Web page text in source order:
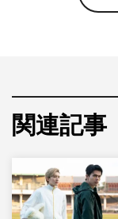
を下していく『
メンバーたちが“
塞感漂う今の世の
ている。
関連記事